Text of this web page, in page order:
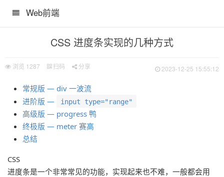
Web前端
CSS 进度条实现的几种方式
浏览 1287 扫码 分享 2023-12-25 15:55:12
常规版 — div 一波流
进阶版 —
input type="range"
高级版 — progress 鸭
终极版 — meter 赛高
总结
CSS
进度条是一个非常常见的功能，实现起来也不难，一般都会用